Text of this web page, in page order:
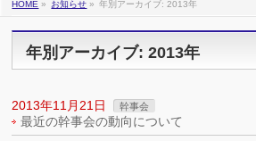
HOME » お知らせ » 年別アーカイブ: 2013年
年別アーカイブ: 2013年
2013年11月21日 幹事会
最近の幹事会の動向について